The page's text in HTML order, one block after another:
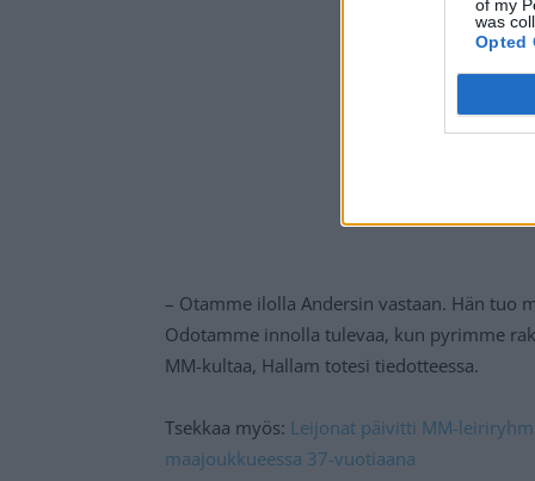
of my
was
Opted
– Otamme ilolla Andersin vastaan. Hän tuo
Odotamme innolla tulevaa, kun pyrimme
MM-kultaa, Hallam totesi tiedotteessa.
Tsekkaa myös: Leijonat päivitti MM-
maajoukkueessa 37-vuotiaana